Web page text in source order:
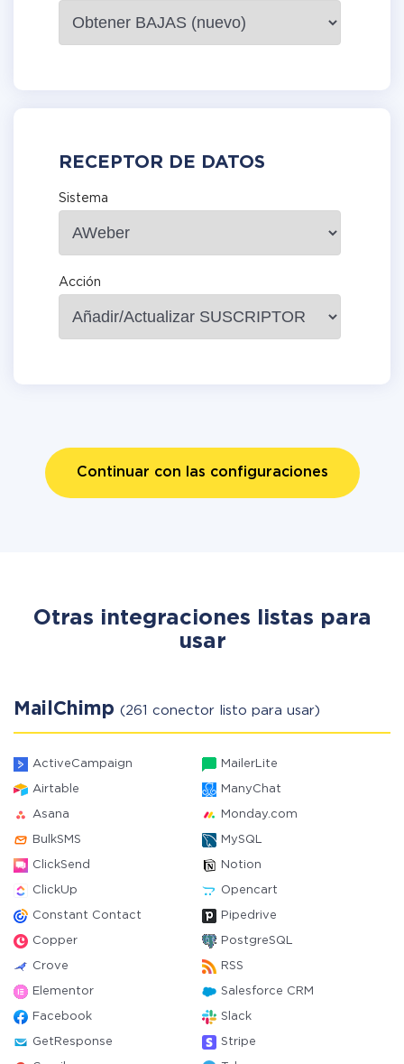
RECEPTOR DE DATOS
Sistema
Acción
Continuar con las configuraciones
Otras integraciones listas para
usar
MailChimp (261 conector listo para usar)
ActiveCampaign MailerLite
Airtable ManyChat
Asana Monday.com
BulkSMS MySQL
ClickSend Notion
ClickUp Opencart
Constant Contact Pipedrive
Copper PostgreSQL
Crove RSS
Elementor Salesforce CRM
Facebook Slack
GetResponse Stripe